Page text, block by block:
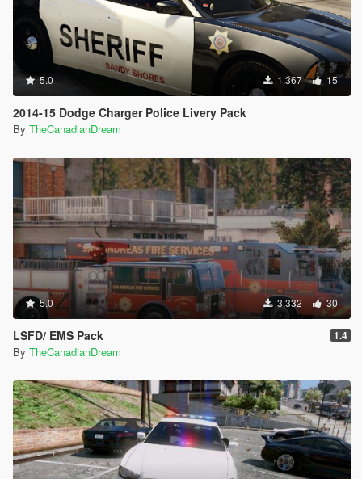
5.0 1.367 15
2014-15 Dodge Charger Police Livery Pack
By TheCanadianDream
5.0 3.332 30
LSFD/ EMS Pack 1.4
By TheCanadianDream